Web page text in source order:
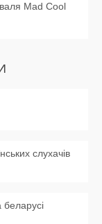
Mad Cool
слухачів